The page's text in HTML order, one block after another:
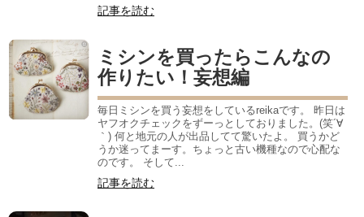
記事を読む
ミシンを買ったらこんなの
作りたい！妄想編
毎日ミシンを買う妄想をしているreikaです。 昨日は
ヤフオクチェックをずーっとしておりました。(笑´∀
｀) 何と地元の人が出品してて驚いたよ。 買うかど
うか迷ってまーす。ちょっと古い機種なので心配な
のです。 そして...
記事を読む